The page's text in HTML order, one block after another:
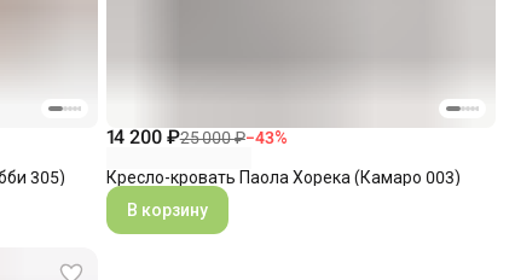
305)
14 200 ₽25 000 ₽−43%
Кресло-кровать Паола Хорека (Камаро 003)
В корзину